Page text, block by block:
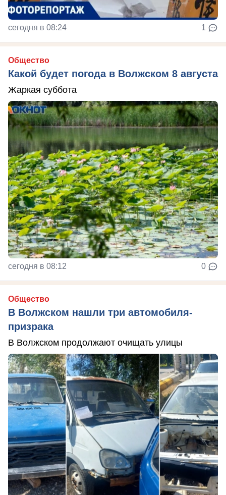
сегодня в 08:24 1
Общество
Какой будет погода в Волжском 8 августа
Жаркая суббота
сегодня в 08:12 0
Общество
В Волжском нашли три автомобиля-
призрака
В Волжском продолжают очищать улицы